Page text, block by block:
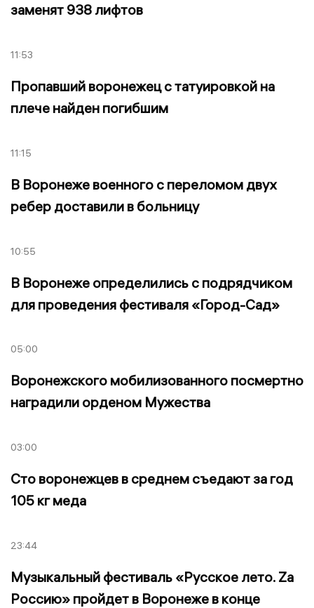
заменят 938 лифтов
11:53
Пропавший воронежец с татуировкой на
плече найден погибшим
11:15
В Воронеже военного с переломом двух
ребер доставили в больницу
10:55
В Воронеже определились с подрядчиком
для проведения фестиваля «Город-Сад»
05:00
Воронежского мобилизованного посмертно
наградили орденом Мужества
03:00
Сто воронежцев в среднем съедают за год
105 кг меда
23:44
Музыкальный фестиваль «Русское лето. Zа
Россию» пройдет в Воронеже в конце